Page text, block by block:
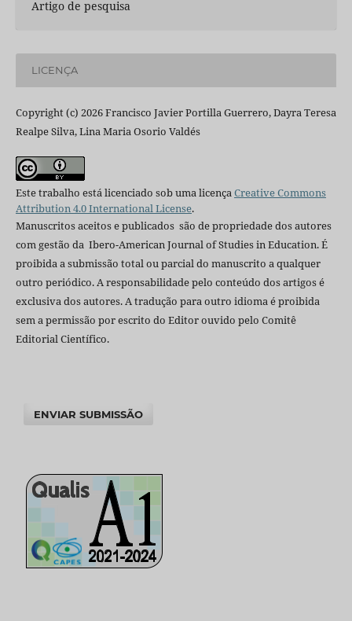
Artigo de pesquisa
LICENÇA
Copyright (c) 2026 Francisco Javier Portilla Guerrero, Dayra Teresa
Realpe Silva, Lina Maria Osorio Valdés
Este trabalho está licenciado sob uma licençaCreative Commons
Attribution 4.0 International License.
Manuscritos aceitos e publicados são de propriedade dos autores
com gestão da Ibero-American Journal of Studies in Education. É
proibida a submissão total ou parcial do manuscrito a qualquer
outro periódico. A responsabilidade pelo conteúdo dos artigos é
exclusiva dos autores. A tradução para outro idioma é proibida
sem a permissão por escrito do Editor ouvido pelo Comitê
Editorial Científico.
ENVIAR SUBMISSÃO